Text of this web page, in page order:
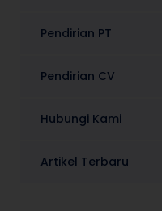
Pendirian PT
Pendirian CV
Hubungi Kami
Artikel Terbaru